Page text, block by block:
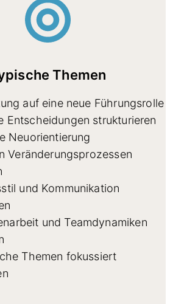
Themen
auf eine neue Führungsrolle
Entscheidungen strukturieren
Neuorientierung
Veränderungsprozessen
und Kommunikation
und Teamdynamiken
Themen fokussiert